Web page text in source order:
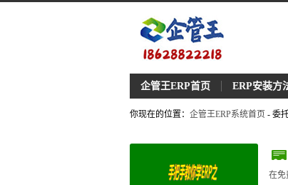
企管王ERP首页 ERP安装方
你现在的位置： 企管王ERP系统首页 - 委
在免